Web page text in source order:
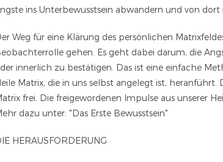
ins Unterbewusstsein abwandern und von
Weg für eine Klärung des persönlichen
gehen. Es geht dabei darum, die
innerlich zu bestätigen. Das ist eine einfache
Matrix, die in uns selbst angelegt ist,
frei. Die freigewordenen Impulse aus unserer
dazu unter: "Das Erste Bewusstsein"
HERAUSFORDERUNG